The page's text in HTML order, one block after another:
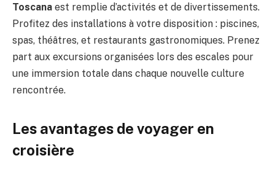
Toscana est remplie d’activités et de divertissements.
Profitez des installations à votre disposition : piscines,
spas, théâtres, et restaurants gastronomiques. Prenez
part aux excursions organisées lors des escales pour
une immersion totale dans chaque nouvelle culture
rencontrée.
Les avantages de voyager en
croisière